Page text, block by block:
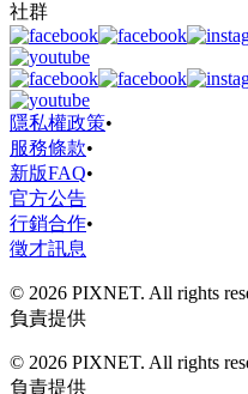
社群
隱私權政策•
服務條款•
新版FAQ•
官方公告
行銷合作•
徵才訊息
© 2026 PIXNET. All rights
負責提供
© 2026 PIXNET. All rights
負責提供